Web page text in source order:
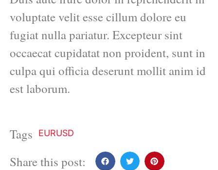
voluptate velit esse cillum dolore eu
fugiat nulla pariatur. Excepteur sint
occaecat cupidatat non proident, sunt in
culpa qui officia deserunt mollit anim id
est laborum.
Tags EURUSD
Share this post: